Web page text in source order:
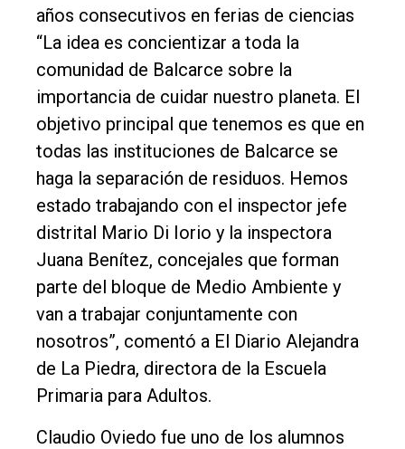
años consecutivos en ferias de ciencias
“La idea es concientizar a toda la
comunidad de Balcarce sobre la
importancia de cuidar nuestro planeta. El
objetivo principal que tenemos es que en
todas las instituciones de Balcarce se
haga la separación de residuos. Hemos
estado trabajando con el inspector jefe
distrital Mario Di Iorio y la inspectora
Juana Benítez, concejales que forman
parte del bloque de Medio Ambiente y
van a trabajar conjuntamente con
nosotros”, comentó a El Diario Alejandra
de La Piedra, directora de la Escuela
Primaria para Adultos.
Claudio Oviedo fue uno de los alumnos